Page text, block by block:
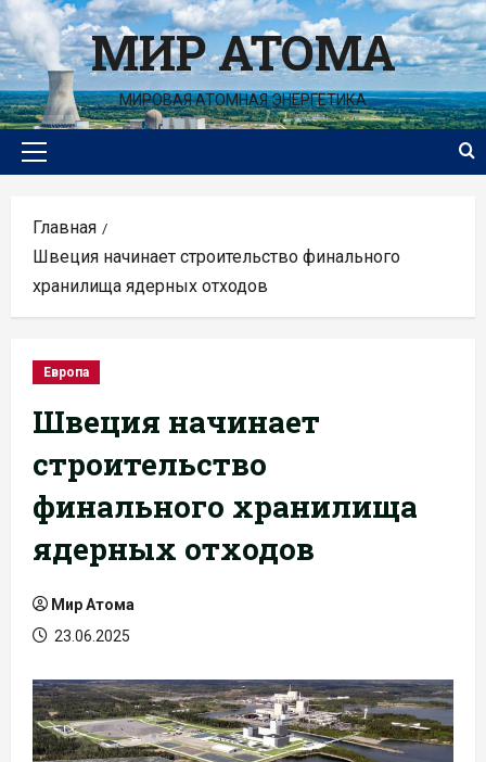
Перейти
к
содержимомуМИР АТОМА
МИРОВАЯ АТОМНАЯ ЭНЕРГЕТИКА
Основное
Главная
Швеция начинает строительство финального
хранилища ядерных отходов
Европа
Швеция начинает
строительство
финального хранилища
ядерных отходов
Мир Атома
23.06.2025